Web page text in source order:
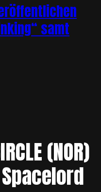
samt
(NOR)